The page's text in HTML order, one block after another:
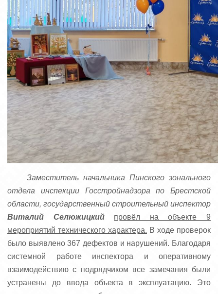
Заместитель начальника Пинского зонального
отдела инспекции Госстройнадзора по Брестской
области, государственный строительный инспектор
Виталий Селюжицкий
провёл на объекте 9
мероприятий технического характера. В ходе проверок
было выявлено 367 дефектов и нарушений. Благодаря
системной работе инспектора и оперативному
взаимодействию с подрядчиком все замечания были
устранены до ввода объекта в эксплуатацию. Это